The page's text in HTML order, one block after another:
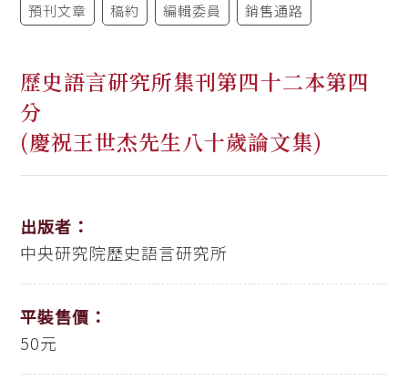
預刊文章 稿約 編輯委員 銷售通路
歷史語言研究所集刊第四十二本第四
分
(慶祝王世杰先生八十歲論文集)
出版者：
中央研究院歷史語言研究所
平裝售價：
50元